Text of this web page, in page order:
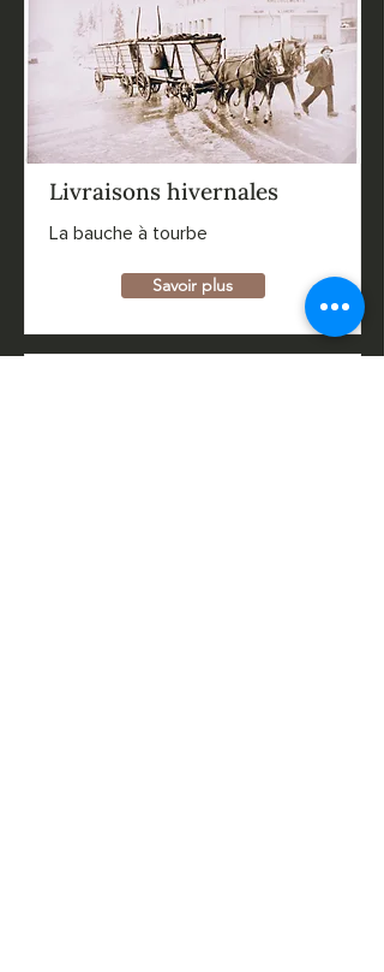
Livraisons hivernales
La bauche à tourbe
Savoir plus